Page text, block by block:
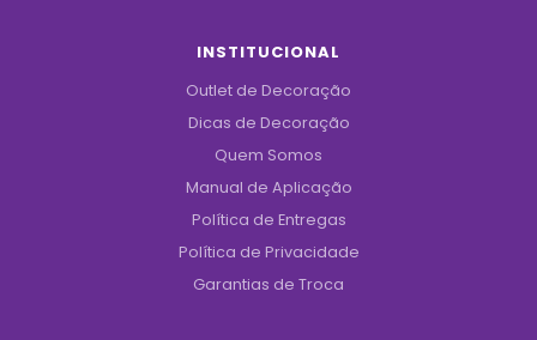
INSTITUCIONAL
Outlet de Decoração
Dicas de Decoração
Quem Somos
Manual de Aplicação
Política de Entregas
Política de Privacidade
Garantias de Troca